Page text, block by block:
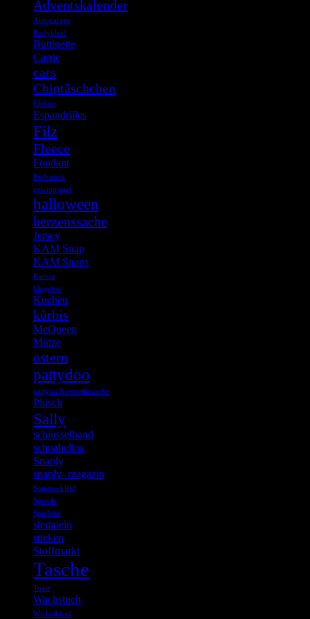
Adventskalender
Autogarage
Bodykleid
Buttinette
Carrie
cars
Chiptäschchen
Elefant
Espandrilles
Filz
Fleece
Fondant
Frühstück
gewinnspiel
halloween
herzenssache
Jersey
KAM Snap
KAM Snaps
Karton
klappbar
Kuchen
kürbis
McQueen
Mütze
ostern
pattydoo
pattyoo Kosmetiktasche
Plüsch
Sally
schlüsselband
schnabelina
Snaply
snaply- magazin
Sommerkleid
Spende
Spieluhr
stempeln
sticken
Stoffmarkt
Tasche
Toast
Wachstuch
Wickelkleid